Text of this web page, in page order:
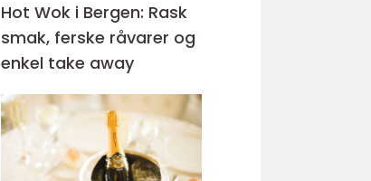
Hot Wok i Bergen: Rask
smak, ferske råvarer og
enkel take away